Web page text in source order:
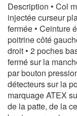
Description • Col
injectée curseur
fermée • Ceinture
poitrine côté
droit • 2 poches
fermé sur la
par bouton
détecteurs sur la
marquage ATEX
de la patte, de la